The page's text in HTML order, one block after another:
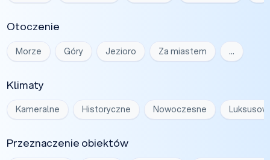
Otoczenie
Morze Góry Jezioro Za miastem …
Klimaty
Kameralne Historyczne Nowoczesne
Przeznaczenie obiektów